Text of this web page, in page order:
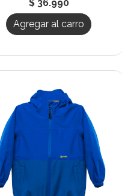
$ 36.990
Agregar al carro